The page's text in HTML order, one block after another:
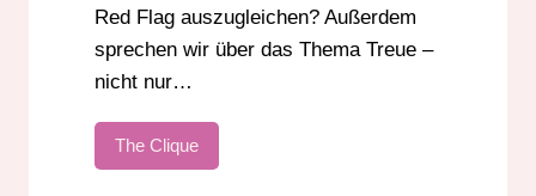
Red Flag auszugleichen? Außerdem
sprechen wir über das Thema Treue –
nicht nur…
The Clique